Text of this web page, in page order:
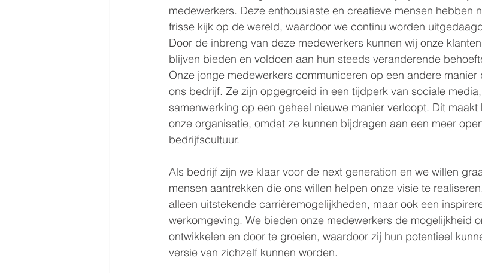
medewerkers. Deze enthousiaste en creatieve mensen hebben
frisse kijk op de wereld, waardoor we continu worden
Door de inbreng van deze medewerkers kunnen wij onze
blijven bieden en voldoen aan hun steeds veranderende
Onze jonge medewerkers communiceren op een andere
ons bedrijf. Ze zijn opgegroeid in een tijdperk van sociale
samenwerking op een geheel nieuwe manier verloopt. Dit
onze organisatie, omdat ze kunnen bijdragen aan een meer
bedrijfscultuur.
Als bedrijf zijn we klaar voor de next generation en we willen
mensen aantrekken die ons willen helpen onze visie te
alleen uitstekende carrièremogelijkheden, maar ook een
werkomgeving. We bieden onze medewerkers de mogelijkheid
ontwikkelen en door te groeien, waardoor zij hun potentieel
versie van zichzelf kunnen worden.